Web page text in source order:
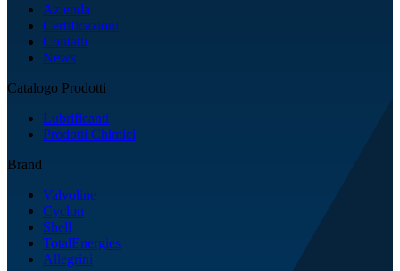
Azienda
Certificazioni
Contatti
News
Catalogo Prodotti
Lubrificanti
Prodotti Chimici
Brand
Valvoline
Cyclon
Shell
TotalEnergies
Allegrini